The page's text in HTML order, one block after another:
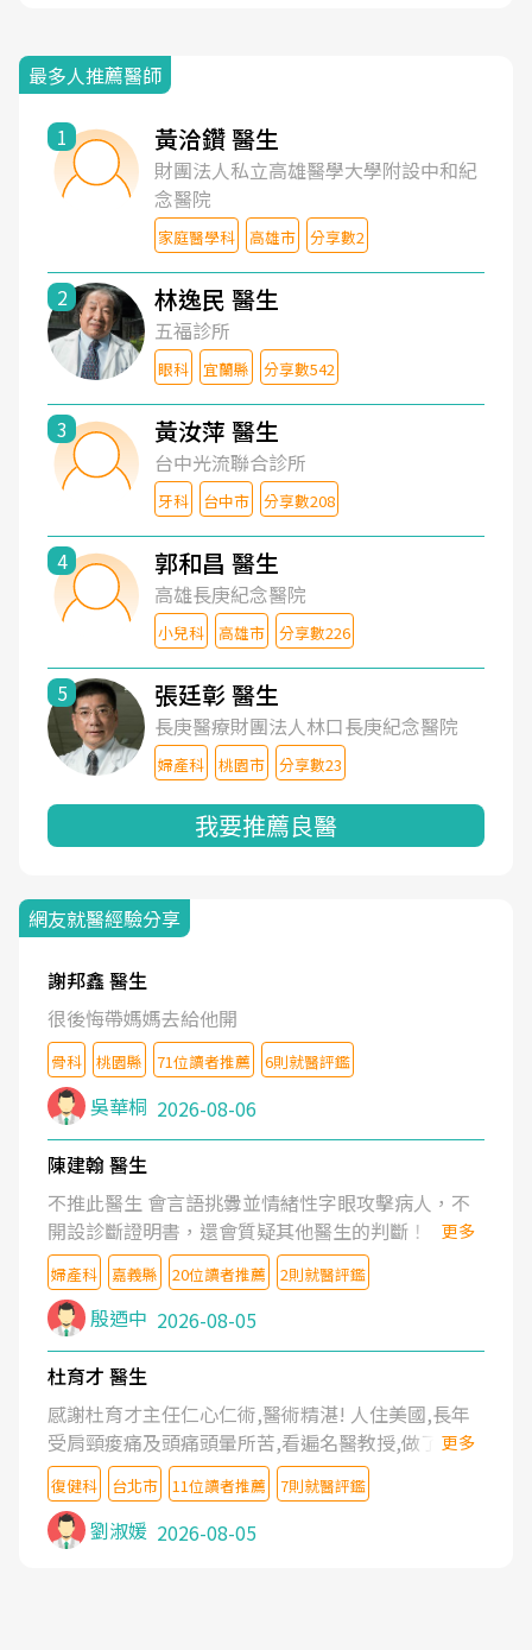
最多人推薦醫師
1 黃洽鑽 醫生
財團法人私立高雄醫學大學附設中和紀
念醫院
家庭醫學科 高雄市 分享數2
2 林逸民 醫生
五福診所
眼科 宜蘭縣 分享數542
3 黃汝萍 醫生
台中光流聯合診所
牙科 台中市 分享數208
4 郭和昌 醫生
高雄長庚紀念醫院
小兒科 高雄市 分享數226
5 張廷彰 醫生
長庚醫療財團法人林口長庚紀念醫院
婦產科 桃園市 分享數23
我要推薦良醫
網友就醫經驗分享
謝邦鑫 醫生
很後悔帶媽媽去給他開
骨科 桃園縣 71位讀者推薦 6則就醫評鑑
吳華桐 2026-08-06
陳建翰 醫生
不推此醫生 會言語挑釁並情緒性字眼攻擊病人，不
開設診斷證明書，還會質疑其他醫生的判斷！
更多
婦產科 嘉義縣 20位讀者推薦 2則就醫評鑑
殷迺中 2026-08-05
杜育才 醫生
感謝杜育才主任仁心仁術,醫術精湛! 人住美國,長年
受肩頸痠痛及頭痛頭暈所苦,看遍名醫教授,做了各種
檢查,也嘗試過西醫打針,中醫針灸及物理徒手治療都
沒有用,後來連吃到嗎啡類止痛藥都效果有限,只是壓
症狀,沒多久就痛起來,多年失眠嚴重影響生活品質.
台灣親友介紹忠孝醫院杜育才主任是頸頭症候群專
更多
復健科 台北市 11位讀者推薦 7則就醫評鑑
劉淑媛 2026-08-05